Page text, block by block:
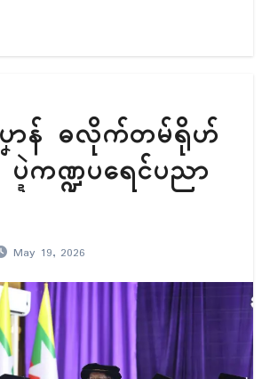
န် ဓလိုက်တမ်ရိုဟ်
ကဏ္ဍပရေၚ်ပညာ
May 19, 2026